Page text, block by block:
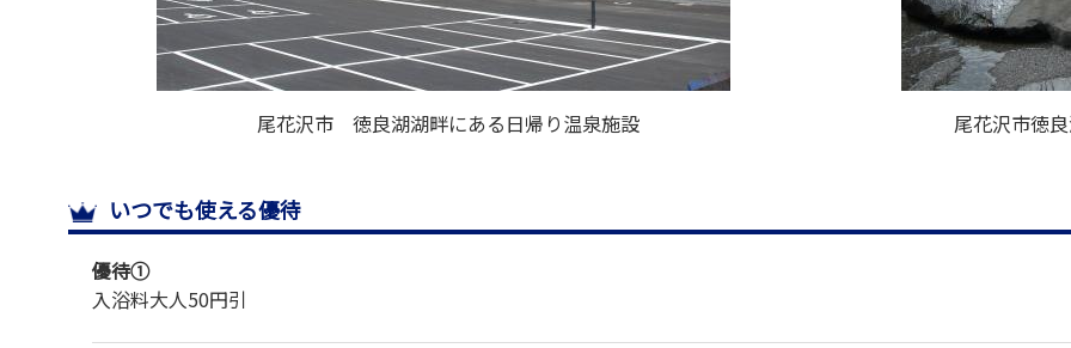
尾花沢市 徳良湖湖畔にある日帰り温泉施設 尾花沢市徳
いつでも使える優待
優待①
入浴料大人50円引